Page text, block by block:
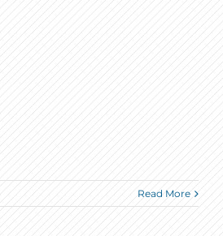
Read More